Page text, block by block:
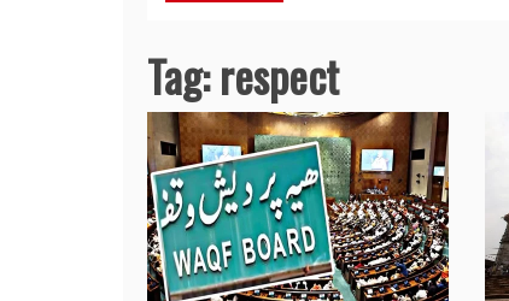
Tag:respect